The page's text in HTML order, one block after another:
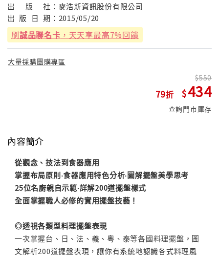
出
版 社： 麥浩斯資訊股份有限公司
出 版 日 期： 2015/05/20
刷誠品聯名卡 ，天天享最高7%回饋
大量採購團購專區
79
550
434
查詢門市庫存
內容簡介
從觀念、技法到食器應用
掌握布局原則‧食器應用特色分析‧圖解擺盤美學思考
25位名廚親自示範‧詳解200道擺盤樣式
全面掌握職人必修的實用擺盤技藝！
◎透視各類型料理擺盤表現
一次掌握台、日、法、義、粵、泰等各國料理擺盤，圖
文解析200道擺盤表現，讓你有系統地認識各式料理風